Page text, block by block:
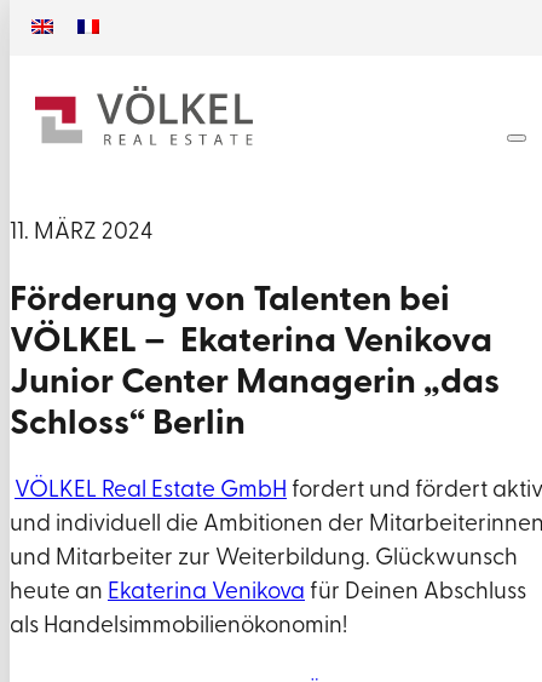
11. MÄRZ 2024
Förderung von Talenten bei
VÖLKEL – Ekaterina Venikova
Junior Center Managerin „das
Schloss“ Berlin
VÖLKEL Real Estate GmbH fordert und fördert aktiv
und individuell die Ambitionen der
und Mitarbeiter zur Weiterbildung. Glückwunsch
heute an Ekaterina Venikova für Deinen Abschluss
als Handelsimmobilienökonomin!